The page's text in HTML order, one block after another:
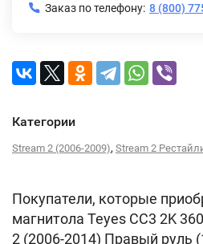
Заказ по телефону: 8 (800)
Категории
Stream 2 (2006-2009), Stream 2
Покупатели, которые
магнитола Teyes CC3 2K
2 (2006-2014) Правый руль